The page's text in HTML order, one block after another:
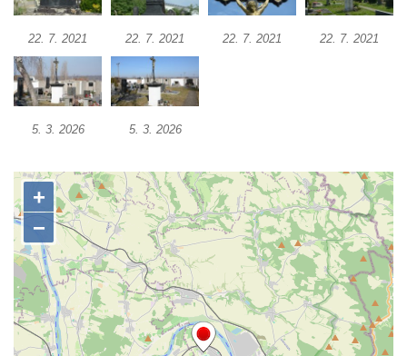
Údajný kříž u domu čp. 283 ve Chřibské
Kříž jižně od Bukolu
Kříž na návsi v Bukolu
Centrální kříž hřbitova v Hrobčicích
Kříž u silnice z Chouče do Mirošovic
Kříž na rozcestí v Záluží
Kříž v ulici V Zátiší v Dobříni
Boží muka u domu čp. 392 na rohu ulic Na
Hradčanech a Palackého v Roudnici nad
Labem
Kříž v centru Liběšic
Kříž na návsi v Chouči
22. 7. 2021 22. 7. 2021 22. 7. 2021 22. 7. 2021
5. 3. 2026 5. 3. 2026